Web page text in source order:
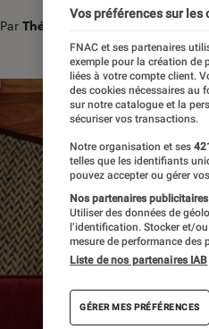
Par Théo
Vos préférences sur les
FNAC et ses partenaires
exemple pour la création de
liées à votre compte client.
des cookies nécessaires au
sur notre catalogue et la
sécuriser vos transactions.
Notre organisation et ses 421
telles que les identifiants
pouvez accepter ou gérer
Nos partenaires
Utiliser des données de
l’identification. Stocker et/
mesure de performance des
Liste de nos partenaires IAB
GÉRER MES PRÉFÉRENCES